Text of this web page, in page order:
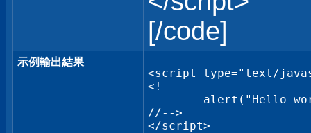
[/code]
示例輸出結果
<script type="text/
<!--
//-->
</script>